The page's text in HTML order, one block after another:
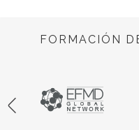
FORMACIÓN